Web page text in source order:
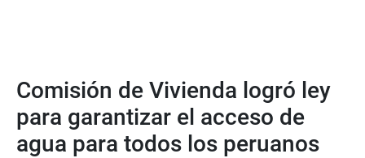
Comisión de Vivienda logró ley
para garantizar el acceso de
agua para todos los peruanos